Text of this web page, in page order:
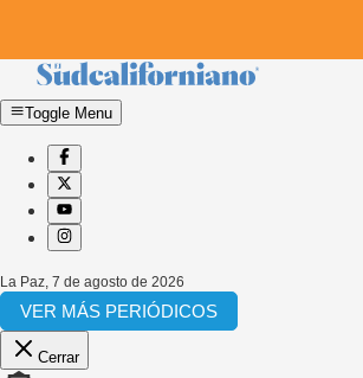
Toggle Menu
La Paz 7 de agosto de 2026
VER MÁS PERIÓDICOS
Cerrar